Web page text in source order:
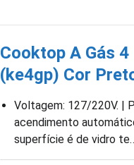
Cooktop A Gás
(ke4gp) Cor
Voltagem: 127/220V. |
acendimento
superfície é de vidro